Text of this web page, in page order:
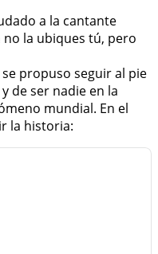
a la cantante
la ubiques tú, pero
propuso seguir al pie
de ser nadie en la
mundial. En el
la historia: